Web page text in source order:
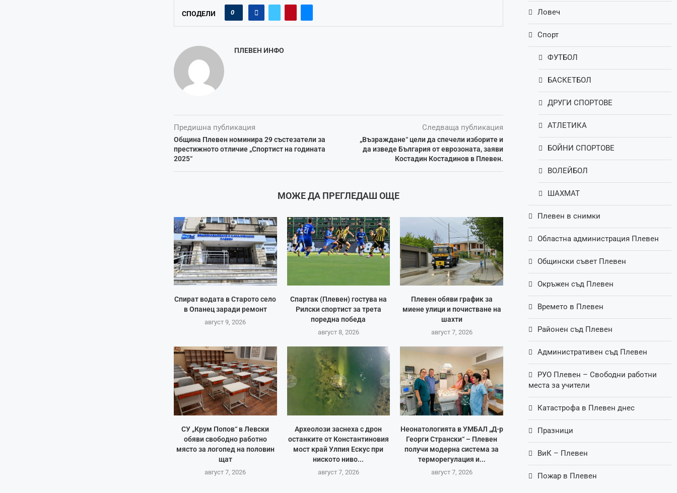
СПОДЕЛИ 0
ПЛЕВЕН ИНФО
Предишна публикация
Община Плевен номинира 29 състезатели за
престижното отличие „Спортист на годината
2025“
Следваща публикация
„Възраждане“ цели да спечели изборите и
да изведе България от еврозоната, заяви
Костадин Костадинов в Плевен.
МОЖЕ ДА ПРЕГЛЕДАШ ОЩЕ
Спират водата в Старото село
в Опанец заради ремонт
август 9, 2026
Спартак (Плевен) гостува на
Рилски спортист за трета
поредна победа
август 8, 2026
Плевен обяви график за
миене улици и почистване на
шахти
август 7, 2026
СУ „Крум Попов“ в Левски
обяви свободно работно
място за логопед на половин
щат
август 7, 2026
Археолози заснеха с дрон
останките от Константиновия
мост край Улпия Ескус при
ниското ниво...
август 7, 2026
Неонатологията в УМБАЛ „Д-р
Георги Странски“ – Плевен
получи модерна система за
терморегулация и...
август 7, 2026
Ловеч
Спорт
ФУТБОЛ
БАСКЕТБОЛ
ДРУГИ СПОРТОВЕ
АТЛЕТИКА
БОЙНИ СПОРТОВЕ
ВОЛЕЙБОЛ
ШАХМАТ
Плевен в снимки
Областна администрация Плевен
Общински съвет Плевен
Окръжен съд Плевен
Времето в Плевен
Районен съд Плевен
Административен съд Плевен
РУО Плевен – Свободни работни
места за учители
Катастрофа в Плевен днес
Празници
ВиК – Плевен
Пожар в Плевен